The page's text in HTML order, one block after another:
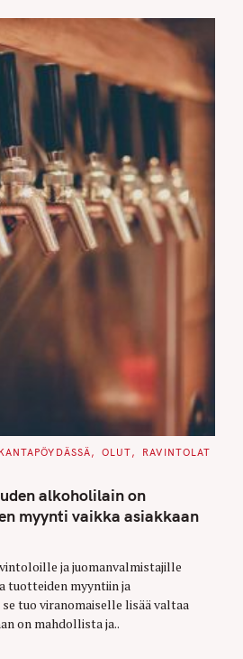
OLUT
RAVINTOLAT
alkoholilain on
myynti vaikka asiakkaan
ja juomanvalmistajille
tuotteiden myyntiin ja
tuo viranomaiselle lisää valtaa
on mahdollista ja..